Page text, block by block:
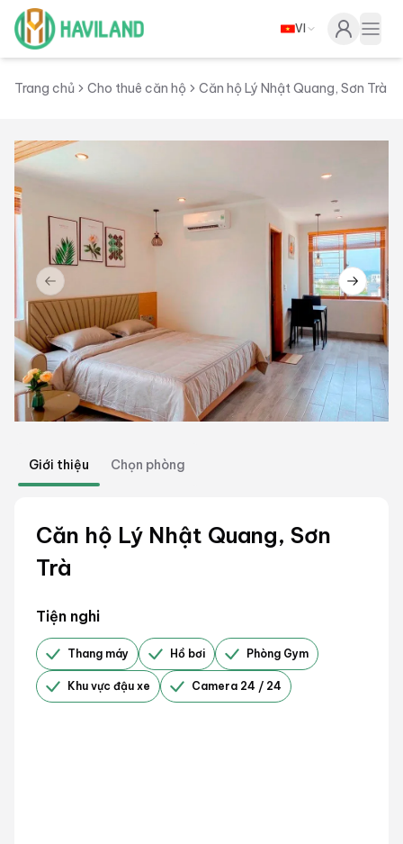
Haviland
VI
Trang chủ Cho thuê căn hộ Căn hộ Lý Nhật Quang, Sơn Trà
Previous slide Next
Giới thiệu Chọn phòng
Căn hộ Lý Nhật Quang, Sơn
Trà
Tiện nghi
Thang máy Hồ bơi Phòng Gym
Khu vực đậu xe Camera 24 / 24